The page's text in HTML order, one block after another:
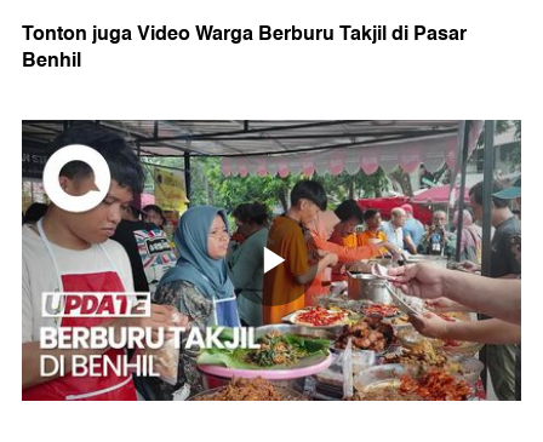
Tonton juga Video Warga Berburu Takjil di Pasar
Benhil